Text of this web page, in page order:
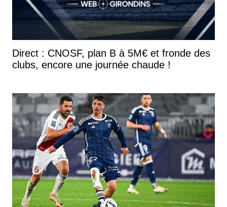
Direct : CNOSF, plan B à 5M€ et fronde des
clubs, encore une journée chaude !